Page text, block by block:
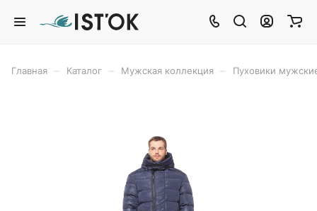
Главная Каталог Мужская коллекция Пуховики